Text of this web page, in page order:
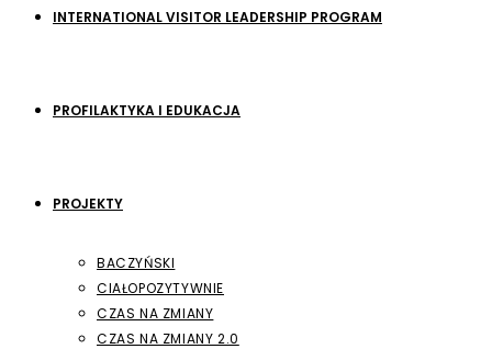
INTERNATIONAL VISITOR LEADERSHIP PROGRAM
PROFILAKTYKA I EDUKACJA
PROJEKTY
BACZYŃSKI
CIAŁOPOZYTYWNIE
CZAS NA ZMIANY
CZAS NA ZMIANY 2.0